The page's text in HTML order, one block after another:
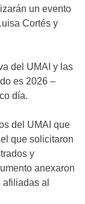
un evento
Cortés y
del UMAI y las
es 2026 –
día.
del UMAI que
que solicitaron
y
anexaron
al